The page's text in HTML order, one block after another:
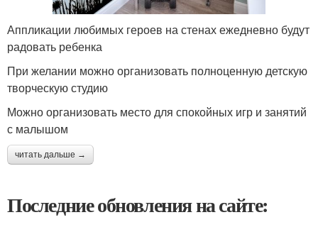
Аппликации любимых героев на стенах ежедневно будут
радовать ребенка
При желании можно организовать полноценную детскую
творческую студию
Можно организовать место для спокойных игр и занятий
с малышом
читать дальше →
Последние обновления на сайте: